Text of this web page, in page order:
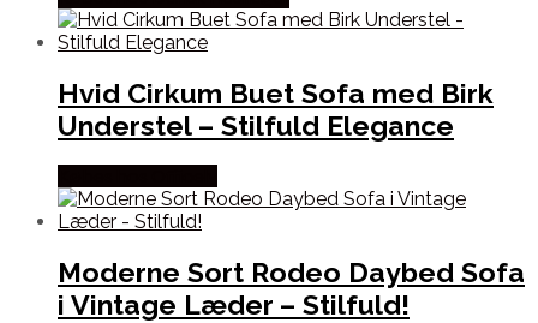
Hvid Cirkum Buet Sofa med Birk
Understel – Stilfuld Elegance
Moderne Sort Rodeo Daybed Sofa
i Vintage Læder – Stilfuld!